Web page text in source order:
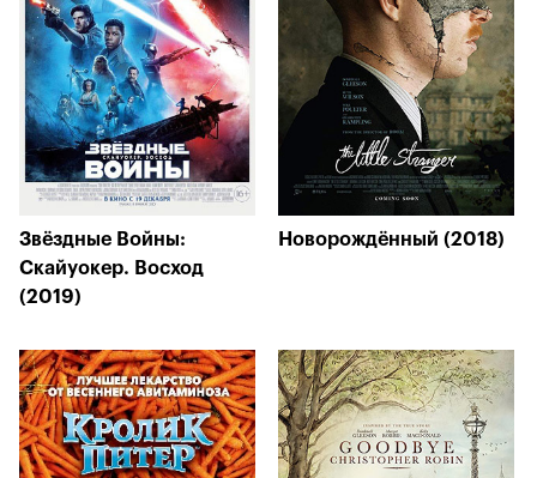
Звёздные Войны:
Скайуокер. Восход
(2019)
Новорождённый (2018)